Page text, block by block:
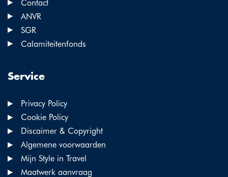
Contact
ANVR
SGR
Calamiteitenfonds
Service
Privacy Policy
Cookie Policy
Discaimer & Copyright
Algemene voorwaarden
Mijn Style in Travel
Maatwerk aanvraag